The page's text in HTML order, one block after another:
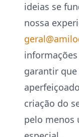
ideias se
nossa
garantir
criação do
pelo menos